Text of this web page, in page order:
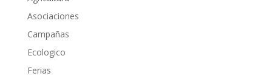
Asociaciones
Campañas
Ecologico
Ferias